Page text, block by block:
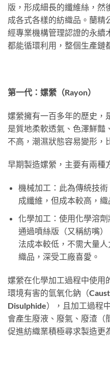
版，形成細長的纖維絲，然
成各式各樣的紡織品。蘭精
經專業機構管理認證的永續
都能循環利用，整個生產鏈
第一代：嫘縈（Rayon）
嫘縈擁有一百多年的歷史，
是質地柔軟透氣、色澤鮮豔
不高，潮濕狀態容易變形，
早期製造嫘縈，主要有兩種
機械加工：此為傳統技
成纖維，但成本較高，
化學加工：使用化學溶
通過噴絲版（又稱紡嘴
法成本較低，不需大量
織品，深受工廠喜愛。
嫘縈在化學加工過程中使用
環境有害的氫氧化鈉（
Disulphide），且加工過程
會產生廢液、廢氣、廢渣（
促進紡織業積極尋求製造更